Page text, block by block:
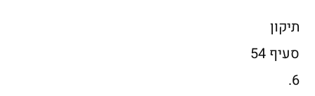
תיקון
סעיף 54
6.